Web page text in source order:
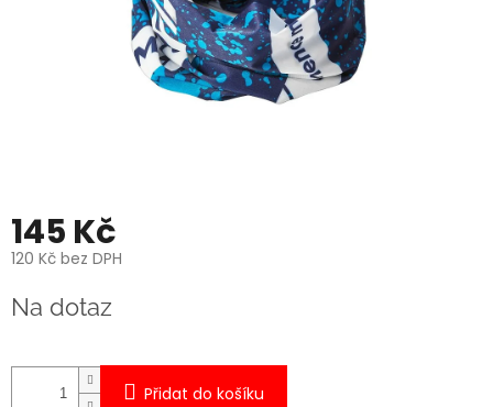
145 Kč
120 Kč bez DPH
cena:
Na dotaz
Přidat do košíku